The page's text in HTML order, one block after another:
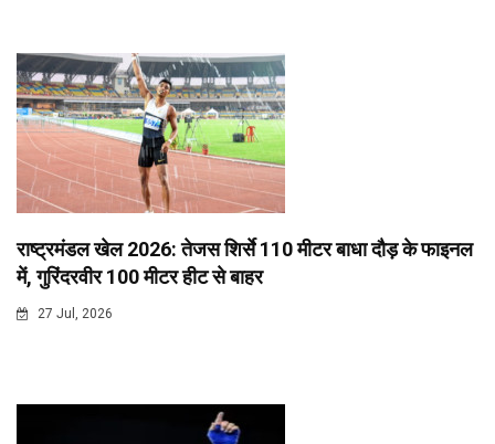
राष्ट्रमंडल खेल 2026: तेजस शिर्से 110 मीटर बाधा दौड़ के फाइनल
में, गुरिंदरवीर 100 मीटर हीट से बाहर
27 Jul, 2026